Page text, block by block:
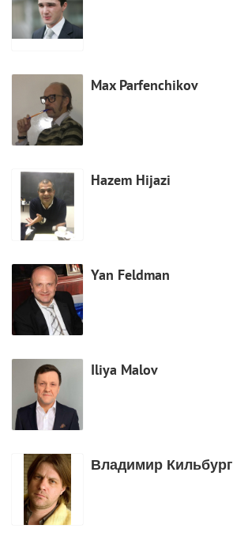
Max Parfenchikov
Hazem Hijazi
Yan Feldman
Iliya Malov
Владимир Кильбург